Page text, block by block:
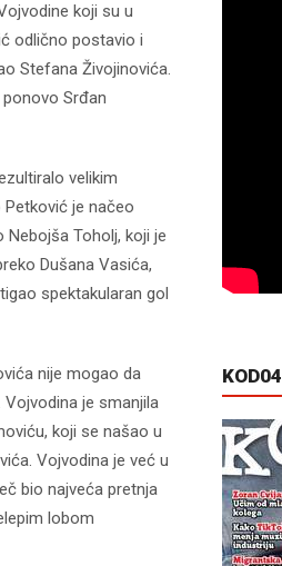
koji su u
odlično postavio i
Stefana Živojinovića.
Srđan
velikim
je načeo
Toholj, koji je
Dušana Vasića,
spektakularan gol
nije mogao da
je smanjila
koji se našao u
Vojvodina je već u
bio najveća pretnja
lobom
KOD04